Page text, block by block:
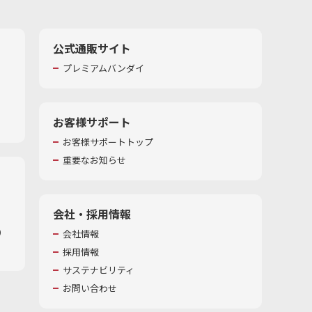
公式通販サイト
プレミアムバンダイ
お客様サポート
お客様サポートトップ
重要なお知らせ
会社・採用情報
会社情報
採用情報
サステナビリティ
お問い合わせ